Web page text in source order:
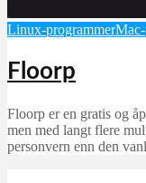
Linux-programmer
Floorp
Floorp er en gratis og
men med langt flere
personvern enn den